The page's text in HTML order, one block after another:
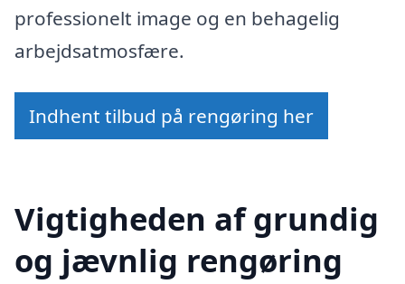
professionelt image og en behagelig
arbejdsatmosfære.
Indhent tilbud på rengøring her
Vigtigheden af grundig
og jævnlig rengøring